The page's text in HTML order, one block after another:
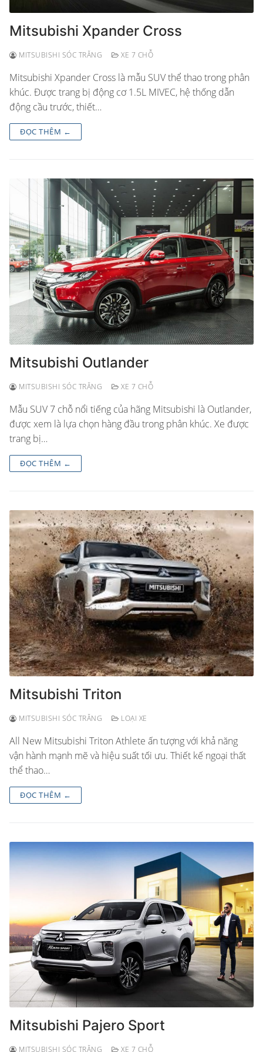
Mitsubishi Xpander Cross
MITSUBISHI SÓC TRĂNG XE 7 CHỖ
Mitsubishi Xpander Cross là mẫu SUV thể thao trong phân
khúc. Được trang bị động cơ 1.5L MIVEC, hệ thống dẫn
động cầu trước, thiết…
ĐỌC THÊM ←
Mitsubishi Outlander
MITSUBISHI SÓC TRĂNG XE 7 CHỖ
Mẫu SUV 7 chỗ nổi tiếng của hãng Mitsubishi là Outlander,
được xem là lựa chọn hàng đầu trong phân khúc. Xe được
trang bị…
ĐỌC THÊM ←
Mitsubishi Triton
MITSUBISHI SÓC TRĂNG LOẠI XE
All New Mitsubishi Triton Athlete ấn tượng với khả năng
vận hành mạnh mẽ và hiệu suất tối ưu. Thiết kế ngoại thất
thể thao…
ĐỌC THÊM ←
Mitsubishi Pajero Sport
MITSUBISHI SÓC TRĂNG XE 7 CHỖ